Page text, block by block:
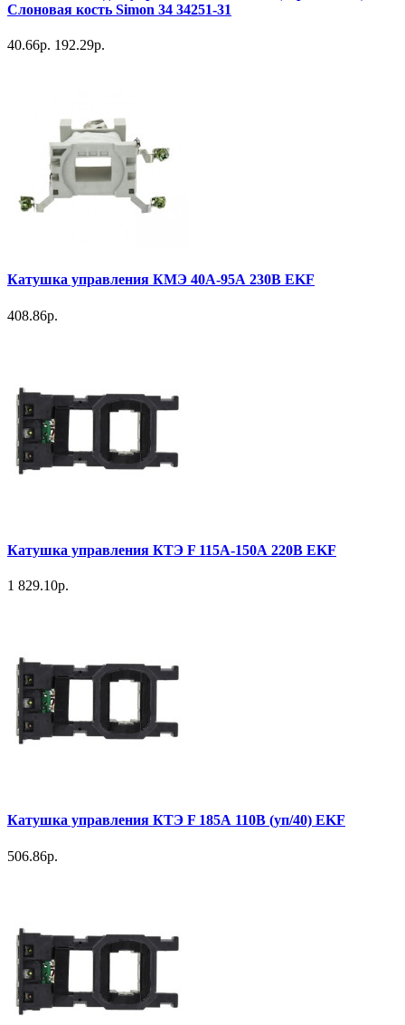
Слоновая кость Simon 34 34251-31
40.66р. 192.29р.
Катушка управления КМЭ 40А-95А 230В EKF
408.86р.
Катушка управления КТЭ F 115А-150А 220В EKF
1 829.10р.
Катушка управления КТЭ F 185А 110В (уп/40) EKF
506.86р.